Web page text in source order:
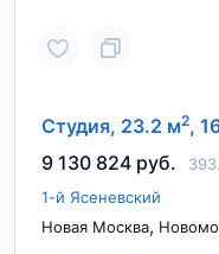
Студия, 23.2 м2,
9 130 824 руб.
1-й Ясеневский
Новая Москва,